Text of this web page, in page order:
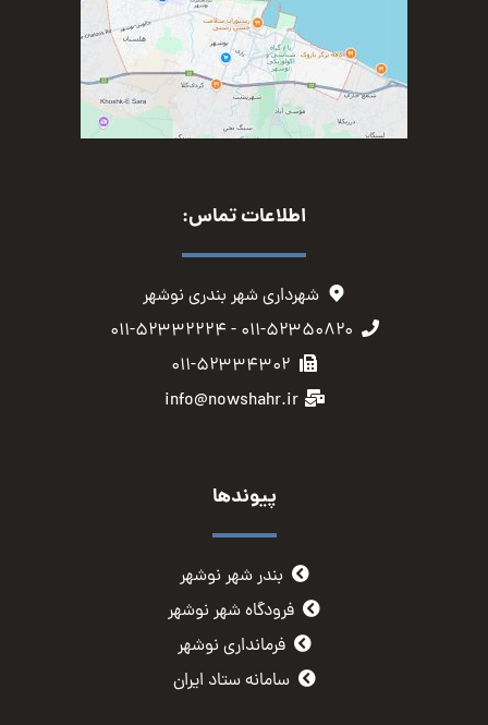
اطلاعات تماس:
شهرداری شهر بندری نوشهر
۰۱۱-۵۲۳۵۰۸۲۰ - ۰۱۱-۵۲۳۳۲۲۲۴
۰۱۱-۵۲۳۳۴۳۰۲
info@nowshahr.ir
پیوندها
بندر شهر نوشهر
فرودگاه شهر نوشهر
فرمانداری نوشهر
سامانه ستاد ایران